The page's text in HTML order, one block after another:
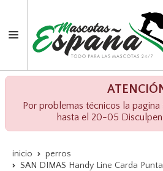
Por problemas técnicos la pagina
hasta el 20-05
inicio
perros
SAN DIMAS Handy Line Carda